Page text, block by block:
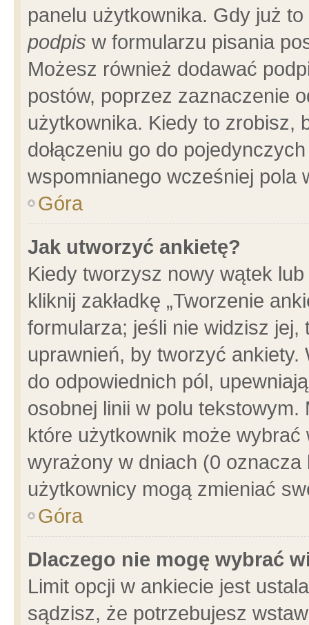
panelu użytkownika. Gdy już
podpis w formularzu pisania
Możesz również dodawać
postów, poprzez zaznaczenie
użytkownika. Kiedy to zrobisz,
dołączeniu go do
wspomnianego wcześniej pola
Góra
Jak utworzyć ankietę?
Kiedy tworzysz nowy wątek
kliknij zakładkę „Tworzenie
formularza; jeśli nie widzisz
uprawnień, by tworzyć ankiety.
do odpowiednich pól,
osobnej linii w polu
które użytkownik może
wyrażony w dniach (0
użytkownicy mogą zmieniać
Góra
Dlaczego nie mogę wybrać
Limit opcji w ankiecie jest
sądzisz, że potrzebujesz